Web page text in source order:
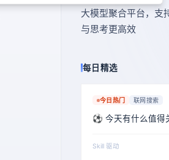
大模型聚合平台，支
与思考更高效
每日精选
今日热门 联网搜索
⚽ 今天有什么值得
Skill 驱动